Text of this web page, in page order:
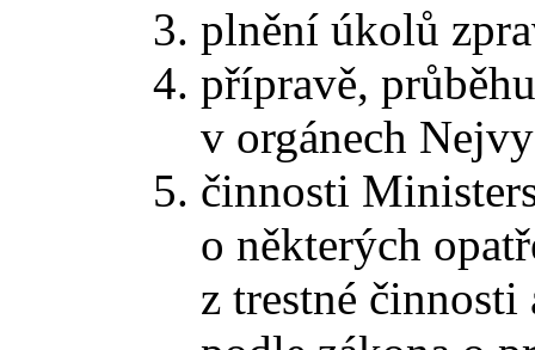
plnění úkolů
přípravě,
v orgánech
činnosti
o některých
z trestné